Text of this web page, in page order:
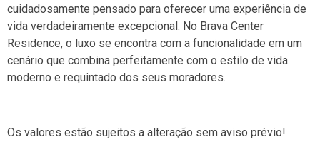
cuidadosamente pensado para oferecer uma experiência de
vida verdadeiramente excepcional. No Brava Center
Residence, o luxo se encontra com a funcionalidade em um
cenário que combina perfeitamente com o estilo de vida
moderno e requintado dos seus moradores.
Os valores estão sujeitos a alteração sem aviso prévio!